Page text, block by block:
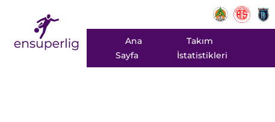
Ana
Sayfa
Takım
İstatistikleri